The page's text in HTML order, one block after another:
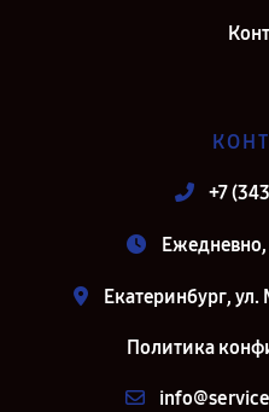
+7
Екатеринбург,
Политика